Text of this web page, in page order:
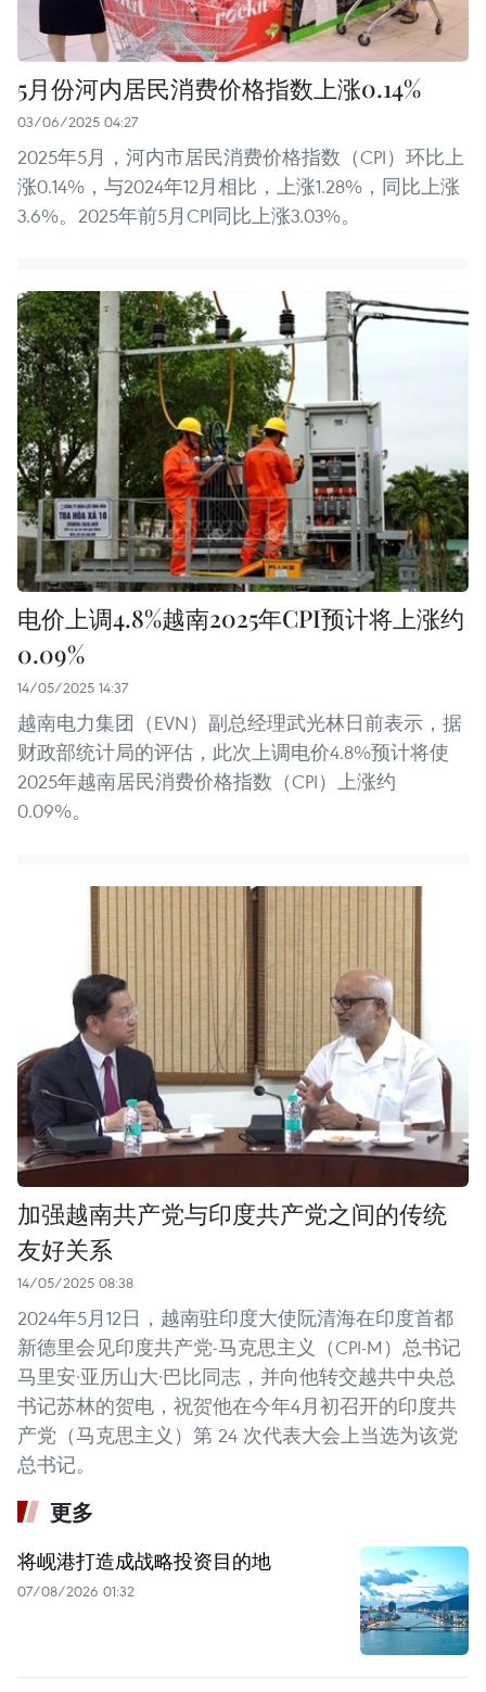
5月份河内居民消费价格指数上涨0.14%
03/06/2025 04:27
2025年5月，河内市居民消费价格指数（CPI）环比上
涨0.14%，与2024年12月相比，上涨1.28%，同比上涨
3.6%。2025年前5月CPI同比上涨3.03%。
电价上调4.8%越南2025年CPI预计将上涨约
0.09%
14/05/2025 14:37
越南电力集团（EVN）副总经理武光林日前表示，据
财政部统计局的评估，此次上调电价4.8%预计将使
2025年越南居民消费价格指数（CPI）上涨约
0.09%。
加强越南共产党与印度共产党之间的传统
友好关系
14/05/2025 08:38
2024年5月12日，越南驻印度大使阮清海在印度首都
新德里会见印度共产党-马克思主义（CPI-M）总书记
马里安·亚历山大·巴比同志，并向他转交越共中央总
书记苏林的贺电，祝贺他在今年4月初召开的印度共
产党（马克思主义）第 24 次代表大会上当选为该党
总书记。
更多
将岘港打造成战略投资目的地
07/08/2026 01:32